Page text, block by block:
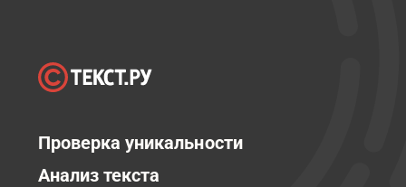
Проверка уникальности
Анализ текста